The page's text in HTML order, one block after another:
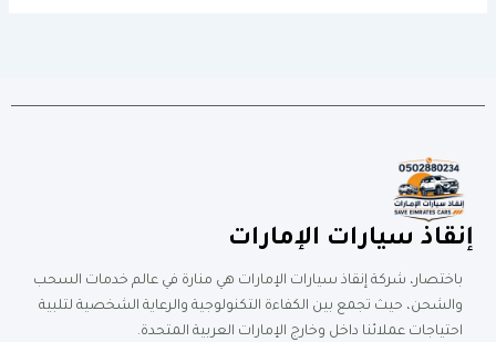
إنقاذ سيارات الإمارات
باختصار، شركة إنقاذ سيارات الإمارات هي منارة في عالم خدمات السحب
والشحن، حيث تجمع بين الكفاءة التكنولوجية والرعاية الشخصية لتلبية
احتياجات عملائنا داخل وخارج الإمارات العربية المتحدة.